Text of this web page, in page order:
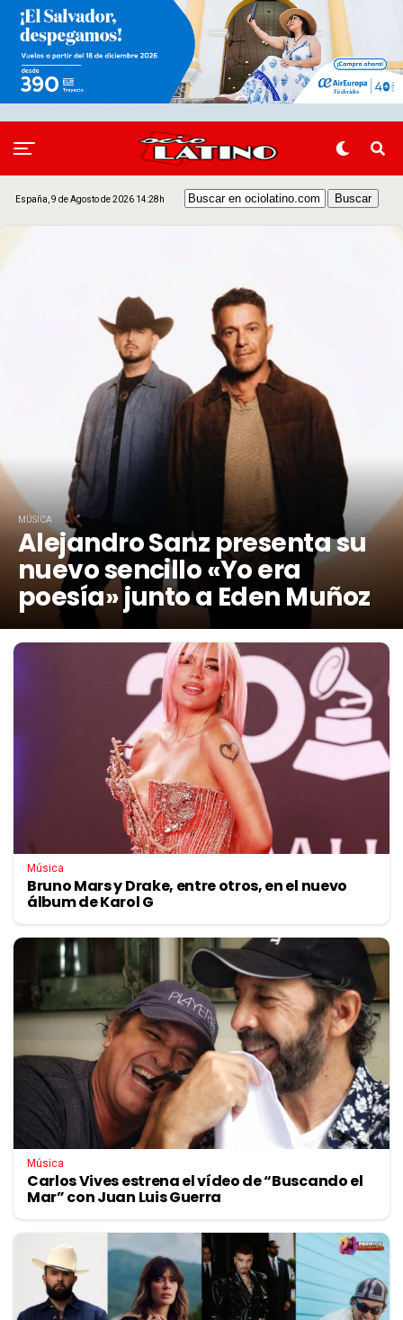
España, 9 de Agosto de 2026 14:28h
MÚSICA
Alejandro Sanz presenta su
nuevo sencillo «Yo era
poesía» junto a Eden Muñoz
Música
Bruno Mars y Drake, entre otros, en el nuevo
álbum de Karol G
Música
Carlos Vives estrena el vídeo de “Buscando el
Mar” con Juan Luis Guerra